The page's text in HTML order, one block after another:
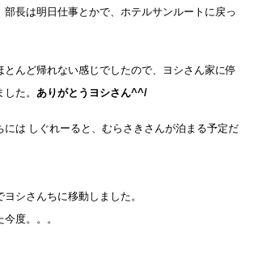
部長は明日仕事とかで、ホテルサンルートに戻っ
とんど帰れない感じでしたので、ヨシさん家に停
た。 ありがとうヨシさん^^/
には しぐれーると、むらさきさんが泊まる予定だ
シさんちに移動しました。
度。。。